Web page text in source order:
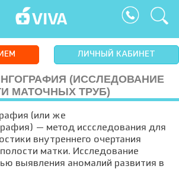
ЛИЧНЫЙ КАБИНЕТ
(ИССЛЕДОВАНИЕ
МАТОЧНЫХ ТРУБ)
(или же
— метод иссследования для
внутреннего очертания
матки. Исследование
выявления аномалий развития в